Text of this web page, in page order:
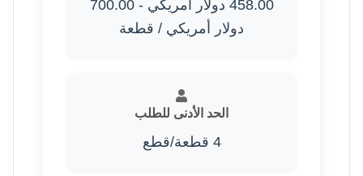
458.00 دولار أمريكي - 700.00
دولار أمريكي / قطعة
الحد الأدنى للطلب
4 قطعة/قطع